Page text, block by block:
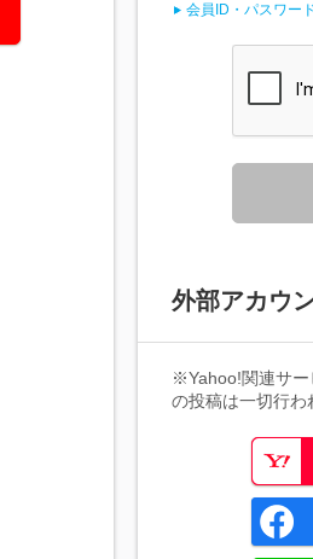
会員ID・パスワー
外部アカウ
※Yahoo!関連サー
の投稿は一切行わ